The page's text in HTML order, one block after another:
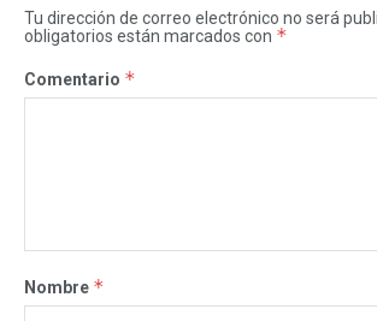
Tu dirección de correo electrónico no será
obligatorios están marcados con *
Comentario *
Nombre *